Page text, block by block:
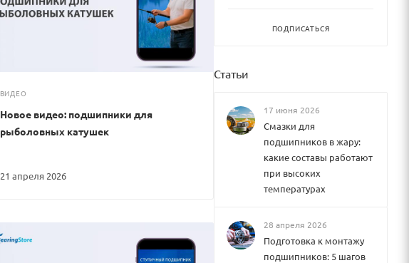
ВИДЕО
21 апреля 2026
Новое видео: подшипники для
рыболовных катушек
ПОДПИСАТЬСЯ
Статьи
17 июня 2026
Смазки для
подшипников в жару:
какие составы работают
при высоких
температурах
28 апреля 2026
Подготовка к монтажу
подшипников: 5 шагов